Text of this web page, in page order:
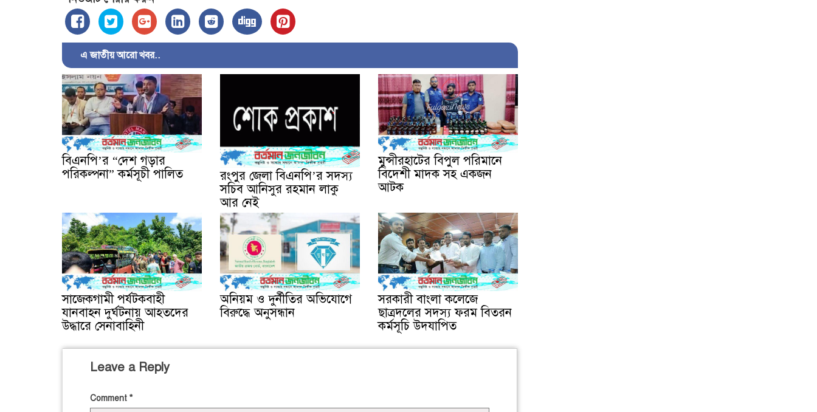
এ জাতীয় আরো খবর..
বিএনপি’র “দেশ গড়ার
পরিকল্পনা” কর্মসূচী পালিত
রংপুর জেলা বিএনপি’র সদস্য
সচিব আনিসুর রহমান লাকু
আর নেই
মুন্সীরহাটের বিপুল পরিমানে
বিদেশী মাদক সহ একজন
আটক
সাজেকগামী পর্যটকবাহী
যানবাহন দুর্ঘটনায় আহতদের
উদ্ধারে সেনাবাহিনী
অনিয়ম ও দুর্নীতির অভিযোগে
বিরুদ্ধে অনুসন্ধান
সরকারী বাংলা কলেজে
ছাত্রদলের সদস্য ফরম বিতরন
কর্মসূচি উদযাপিত
Leave a Reply
Comment *